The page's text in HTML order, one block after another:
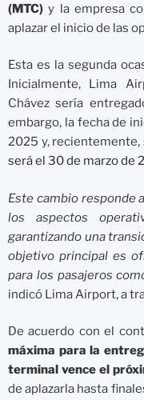
(MTC) y la empresa
aplazar el inicio de las
Esta es la segunda
Inicialmente, Lima
Chávez sería
embargo, la fecha de
2025 y, recientemente,
será el 30 de marzo de
Este cambio responde
los aspectos
garantizando una
objetivo principal es
para los pasajeros
indicó Lima Airport, a
De acuerdo con el
máxima para la
terminal vence el
de aplazarla hasta